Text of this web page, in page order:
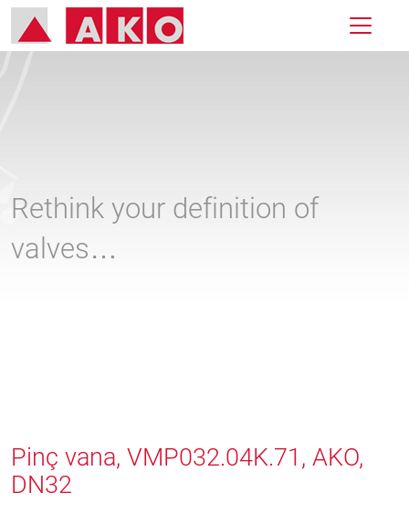
Rethink your definition of
valves…
Pinç vana, VMP032.04K.71, AKO,
DN32